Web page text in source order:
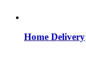
Home Delivery